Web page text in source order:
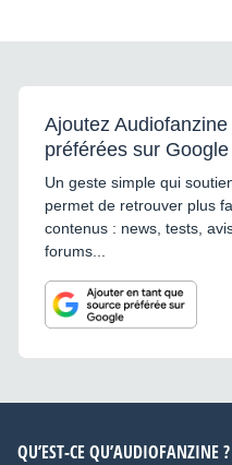
Ajoutez
préférées sur Google
Un geste simple qui
permet de retrouver plus
contenus : news, tests,
forums...
QU’EST-CE QU’AUDIOFANZINE ?